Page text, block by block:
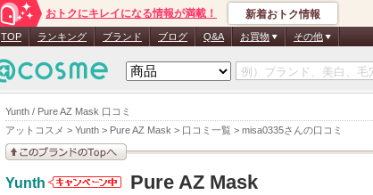
Yunth / Pure AZ Mask 口コミ
アットコスメ > Yunth > Pure AZ Mask > 口コミ一覧 > misa0335さんの口コミ
おトクにキレイになる情報が満載！ 新着おトク情報
TOP ランキング ブランド ブログ Q&A お買物 その他
Yunth
Pure AZ Mask